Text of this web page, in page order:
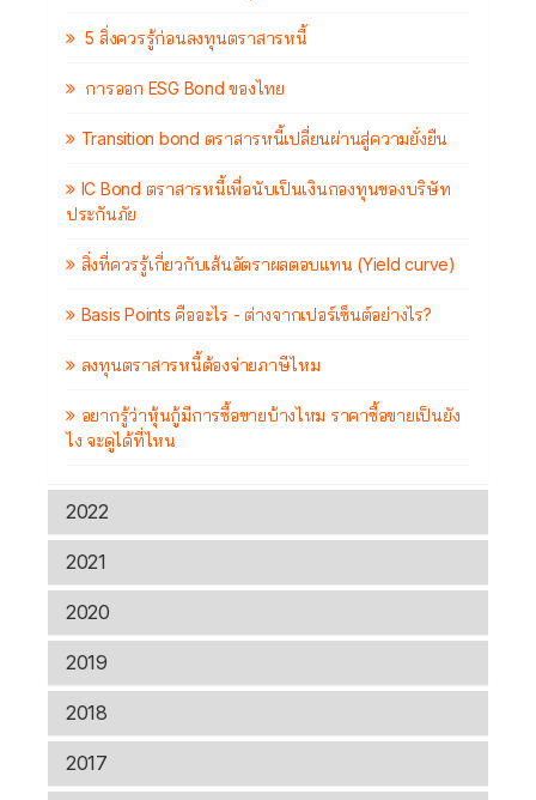
5 สิ่งควรรู้ก่อนลงทุนตราสารหนี้
การออก ESG Bond ของไทย
Transition bond ตราสารหนี้เปลี่ยนผ่านสู่ความยั่งยืน
IC Bond ตราสารหนี้เพื่อนับเป็นเงินกองทุนของบริษัท
ประกันภัย
สิ่งที่ควรรู้เกี่ยวกับเส้นอัตราผลตอบแทน (Yield curve)
Basis Points คืออะไร - ต่างจากเปอร์เซ็นต์อย่างไร?
ลงทุนตราสารหนี้ต้องจ่ายภาษีไหม
อยากรู้ว่าหุ้นกู้มีการซื้อขายบ้างไหม ราคาซื้อขายเป็นยัง
ไง จะดูได้ที่ไหน
2022
2021
2020
2019
2018
2017